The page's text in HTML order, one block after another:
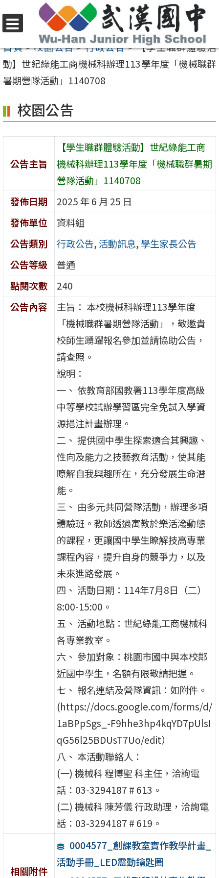
至
要
內
區
選
單
首頁>校園公告>行政公告>【學生職群體驗活
動】世紀綠能工商機械科辦理113學年度「機械職群
暑期營隊活動」1140708
校園公告
公告主旨
【學生職群體驗活動】世紀綠能工商
機械科辦理113學年度「機械職群暑期
營隊活動」1140708
發佈日期
2025 年 6 月 25 日
發佈單位
資料組
公告類別
行政公告, 活動訊息, 學生家長公告
公告等級
普通
點閱次數
240
公告內容
主旨： 本校機械科辦理113學年度
「機械職群暑期營隊活動」，敬邀貴
校師生踴躍報名參加並請協助公告，
請查照。
說明：
一、 依教育部國教署113學年度高級
中等學校試辦學習區完全免試入學資
源挹注計畫辦理。
二、 提供國中學生探索適合其興趣、
性向及能力之技藝教育活動，使其能
瞭解自我興趣所在，充分發展生命潛
能。
三、 由多元共同營隊活動，辦理多項
體驗班。教師透過寓教於樂活潑動態
的課程，更讓國中學生瞭解技高專業
課程內容，提升自身的競爭力，以及
未來進路發展。
四、 活動日期：114年7月8日（二）
8:00-15:00。
五、 活動地點：世紀綠能工商機械科
各專業教室。
六、 參加對象：桃園市國中與本校鄰
近國中學生，名額有限敬請把握。
七、 報名連結及營隊資訊：如附件。
(https://docs.google.com/forms/d/
1aBPpSgs_-F9hhe3hp4kqYD7pUlsI
qG56l25BDUsT7Uo/edit）
八、 本活動聯絡人：
(一) 機械科 程博聖 科主任，洽詢電
話：03-3294187 # 613。
(二) 機械科 陳芳儀 行政助理，洽詢電
話：03-3294187 # 619。
相關附件
0004577_創課教室實作教學計畫_
活動手冊_LED震動鑰匙圈